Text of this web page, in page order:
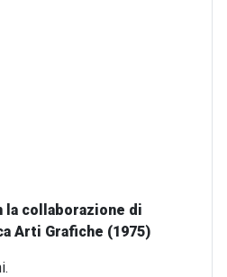
la collaborazione di
Arti Grafiche (1975)